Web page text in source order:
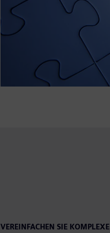
VEREINFACHEN SIE